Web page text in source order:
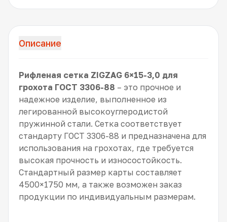
Описание
Рифленая сетка ZIGZAG 6×15-3,0 для
грохота ГОСТ 3306-88 – это прочное и
надежное изделие, выполненное из
легированной высокоуглеродистой
пружинной стали. Сетка соответствует
стандарту ГОСТ 3306-88 и предназначена для
использования на грохотах, где требуется
высокая прочность и износостойкость.
Стандартный размер карты составляет
4500×1750 мм, а также возможен заказ
продукции по индивидуальным размерам.